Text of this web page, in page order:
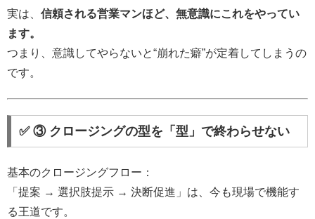
実は、 信頼される営業マンほど、無意識にこれをやってい
ます。
つまり、意識してやらないと“崩れた癖”が定着してしまうの
です。
✅ ③ クロージングの型を「型」で終わらせない
基本のクロージングフロー：
「提案 → 選択肢提示 → 決断促進」は、今も現場で機能す
る王道です。